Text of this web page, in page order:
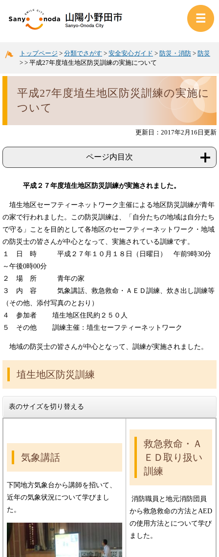
トップページ > 分類でさがす > 安全安心ガイド > 防災・消防 > 防災
> > 平成27年度埴生地区防災訓練の実施について
平成27年度埴生地区防災訓練の実施に
ついて
更新日：2017年2月16日更新
ページ内目次
平成２７年度埴生地区防災訓練が実施されました。
埴生地区セーフティーネットワーク主催による地区防災訓練が青年
の家で行われました。この防災訓練は、「自分たちの地域は自分たち
で守る」ことを目的として各地区のセーフティーネットワーク・地域
の防災士の皆さんが中心となって、実施されている訓練です。
１ 日 時 平成２７年１０月１８日（日曜日） 午前9時30分
～午後0時00分
２ 場 所 青年の家
３ 内 容 気象講話、救急救命・ＡＥＤ訓練、炊き出し訓練等
（その他、添付写真のとおり）
４ 参加者 埴生地区住民約２５０人
５ その他 訓練主催：埴生セーフティーネットワーク
地域の防災士の皆さんが中心となって、訓練が実施されました。
埴生地区防災訓練
表のサイズを切り替える
気象講話
下関地方気象台から講師を招いて、
近年の気象状況について学びまし
た。
救急救命・Ａ
ＥＤ取り扱い
訓練
消防職員と地元消防団員
から救急救命の方法とAED
の使用方法とについて学び
ました。